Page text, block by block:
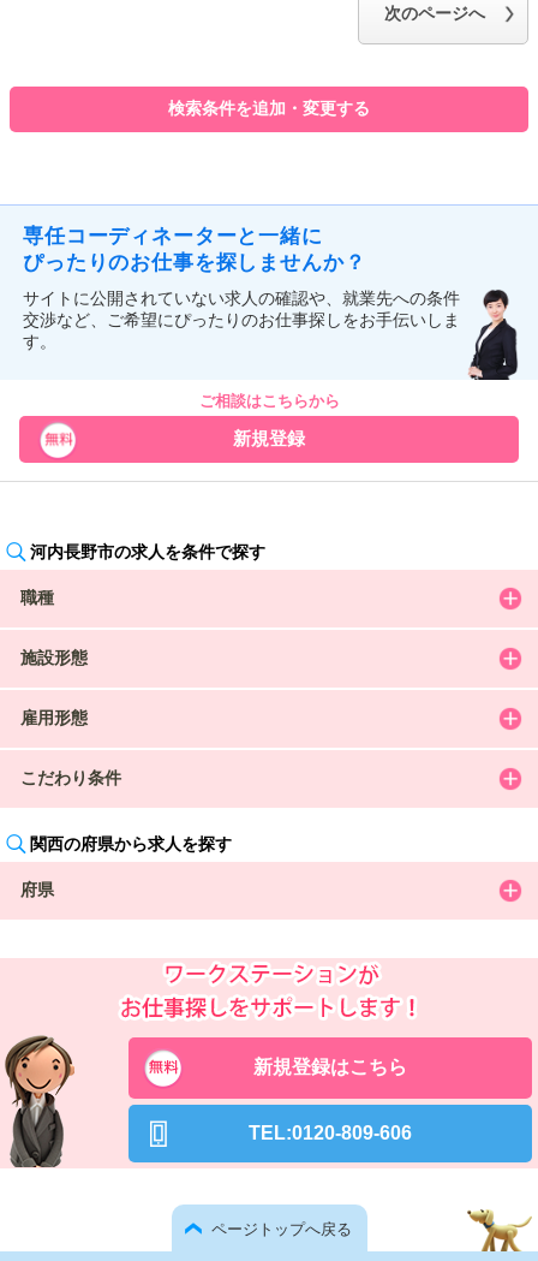
次のページへ
検索条件を追加・変更する
専任コーディネーターと一緒に
ぴったりのお仕事を探しませんか？
サイトに公開されていない求人の確認や、就業先への条件
交渉など、ご希望にぴったりのお仕事探しをお手伝いしま
す。
ご相談はこちらから
新規登録
河内長野市の求人を条件で探す
職種
施設形態
雇用形態
こだわり条件
関西の府県から求人を探す
府県
新規登録はこちら
TEL:0120-809-606
ページトップへ戻る